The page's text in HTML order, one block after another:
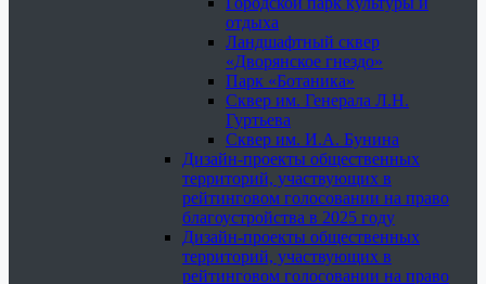
отдыха
Ландшафтный сквер
«Дворянское гнездо»
Парк «Ботаника»
Сквер им. Генерала Л.Н.
Гуртьева
Сквер им. И.А. Бунина
Дизайн-проекты общественных
территорий, участвующих в
рейтинговом голосовании на право
благоустройства в 2025 году
Дизайн-проекты общественных
территорий, участвующих в
рейтинговом голосовании на право